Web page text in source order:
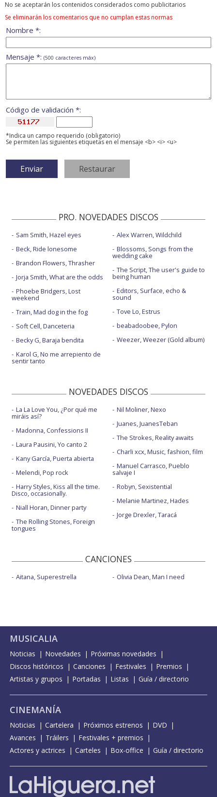
No se aceptarán los contenidos considerados como publicitarios
Se eliminarán los comentarios que no cumplan estas normas
Nombre *:
Mensaje *: (500 caracteres máx)
Código de validación *:
*Indica un campo requerido (obligatorio)
Se permiten las siguientes etiquetas en el mensaje <b> <i> <u>
PRO. NOVEDADES DISCOS
Sam Smith, Hazel eyes
Beck, Ride lonesome
Brandon Flowers, Thrasher
Jorja Smith, What are the odds
Phoebe Bridgers, Lost
weekend
Train, Mad dog in the fog
Soft Cell, Danceteria
Becky G, Baraja bendita
Karol G, No me arrepiento de
sentir tanto
Alex Warren, Wildchild
Blossoms, Songs from the
wedding cake
The Script, The user's guide to
being human
Editors, Surface, echo &
sound
Tove Lo, Estrus
beabadoobee, Pylon
Weezer, Weezer (Gold album)
NOVEDADES DISCOS
La La Love You, ¿Por qué me
miráis así?
Madonna, Confessions II
Laura Pausini, Yo canto 2
Kany García, Puerta abierta
Melendi, Pop rock
Harry Styles, Kiss all the time.
Disco, occasionally.
Niall Horan, Dinner party
The Rolling Stones, Foreign
tongues
Nil Moliner, Nexo
Juanes, JuanesTeban
The Strokes, Reality awaits
Charli xcx, Music, fashion, film
Manuel Carrasco, Pueblo
salvaje I
Robyn, Sexistential
Melanie Martinez, Hades
Jorge Drexler, Taracá
CANCIONES
Aitana, Superestrella Olivia Dean, Man I need
MUSICALIA
Noticias Novedades
Próximas novedades
Discos históricos
Canciones Festivales
Premios
Artistas y grupos
Portadas Listas Guía / directorio
CINEMANÍA
Noticias Cartelera Próximos estrenos
DVD
Avances
Tráilers
Festivales + premios
Actores y actrices
Carteles Box-office Guía / directorio